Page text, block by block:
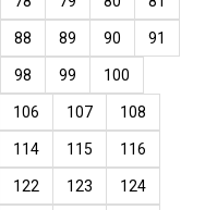
88 89 90 91
98 99 100
106 107 108
114 115 116
122 123 124